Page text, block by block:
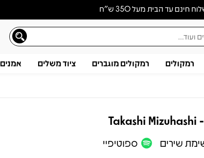
חינם עד הבית מעל 350 ש״ח
רמקולים רמקולים מוגברים ציוד משלים אמנים
Takashi Mizuhashi
שירים ספוטיפיי